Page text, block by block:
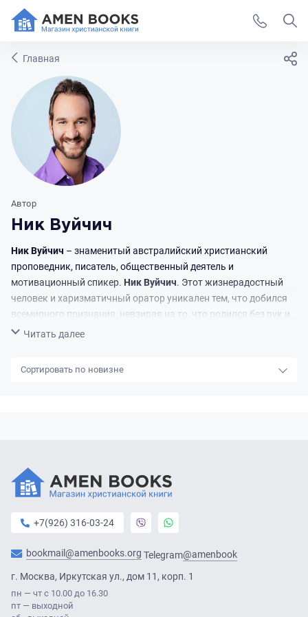
Главная
Автор
Ник Вуйчич
НикВуйчич – знаменитый австралийский христианский
проповедник, писатель, общественный деятель и
мотивационный спикер. НикВуйчич. Этот жизнерадостный
человек и харизматичный оратор уникален тем, что добился
всемирного признания, невзирая на то, что родился без рук и
ног. Детство и юность.
Свернуть
Читать далее
новизне
+7(926) 316-03-24
bookmail@amenbooks.org Telegram@amenbook
г. Москва, Иркутская ул., дом 11, корп. 1
пн — чт с 10.00 до 16.30
пт — выходной